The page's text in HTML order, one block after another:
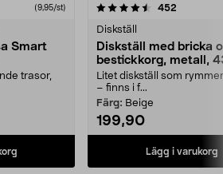
(9,95/st)
Smart
trasor,
452
Diskställ
Diskställ med bricka
bestickkorg, metall,
Litet diskställ som
– finns i f...
Färg: Beige
199,90
Lägg i varukorg
4.5 av 5 stjärnor